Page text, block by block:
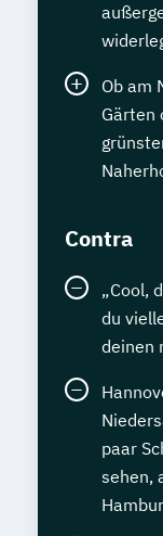
Ob am
Gärten
Contra
„Cool,
du
deinen
paar
sehen,